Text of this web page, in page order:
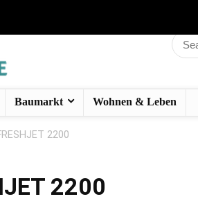
Baumarkt Wohnen & Leben
2200
2200